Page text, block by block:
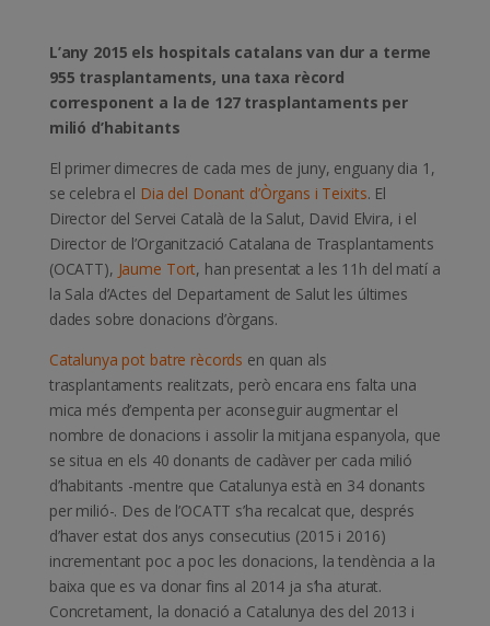
L’any 2015 els hospitals catalans van dur a terme
955 trasplantaments, una taxa rècord
corresponent a la de 127 trasplantaments per
milió d’habitants
El primer dimecres de cada mes de juny, enguany dia 1,
se celebra el Dia del Donant d’Òrgans i Teixits. El
Director del Servei Català de la Salut, David Elvira, i el
Director de l’Organització Catalana de Trasplantaments
(OCATT), Jaume Tort, han presentat a les 11h del matí a
la Sala d’Actes del Departament de Salut les últimes
dades sobre donacions d’òrgans.
Catalunya pot batre rècords en quan als
trasplantaments realitzats, però encara ens falta una
mica més d’empenta per aconseguir augmentar el
nombre de donacions i assolir la mitjana espanyola, que
se situa en els 40 donants de cadàver per cada milió
d’habitants -mentre que Catalunya està en 34 donants
per milió-. Des de l’OCATT s’ha recalcat que, després
d’haver estat dos anys consecutius (2015 i 2016)
incrementant poc a poc les donacions, la tendència a la
baixa que es va donar fins al 2014 ja s’ha aturat.
Concretament, la donació a Catalunya des del 2013 i